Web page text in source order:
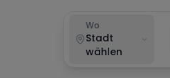
Wo
Stadt
wählen